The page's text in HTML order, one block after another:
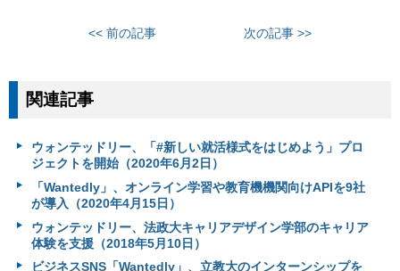
<< 前の記事 次の記事 >>
関連記事
ウォンテッドリー、「#新しい就活様式をはじめよう」プロ
ジェクトを開始（2020年6月2日）
「Wantedly」、オンライン学習や教育機機関向けAPIを9社
が導入（2020年4月15日）
ウォンテッドリー、法政大キャリアデザイン学部のキャリア
体験を支援（2018年5月10日）
ビジネスSNS「Wantedly」、立教大のインターンシップを